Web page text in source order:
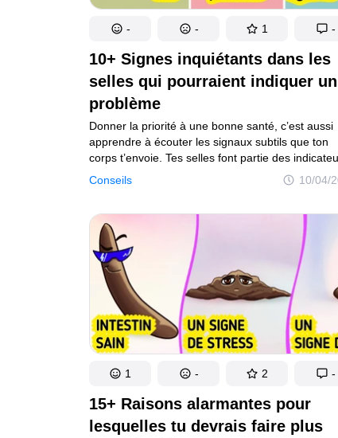
10+ Signes inquiétants dans les
selles qui pourraient indiquer un
problème
Conseils 10/04/
Donner la priorité à une bonne santé, c’est aussi
apprendre à écouter les signaux subtils que ton
corps t’envoie. Tes selles font partie des
les plus négligés de ton bien-être – un sujet que
beaucoup préfèrent éviter. Pourtant, ce que tu
grande différence. Alors aujourd’hui, on va creuser
un peu ce sujet souvent ignoré, mais pourtant
essentiel.
- - 1 -
15+ Raisons alarmantes pour
lesquelles tu devrais faire plus
1 - 2 -